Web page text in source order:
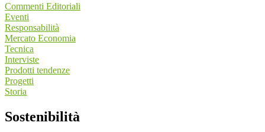
Commenti Editoriali
Eventi
Responsabilità
Mercato Economia
Tecnica
Interviste
Prodotti tendenze
Progetti
Storia
Sostenibilità